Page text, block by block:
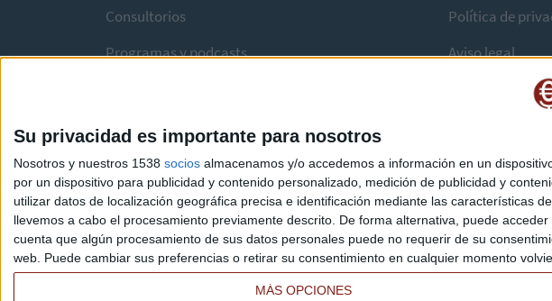
Su privacidad es importante para nosotros
Nosotros y nuestros 1538 socios almacenamos y/o accedemos a información en un
por un dispositivo para publicidad y contenido personalizado, medición de publicidad y
utilizar datos de localización geográfica precisa e identificación mediante las características
llevemos a cabo el procesamiento previamente descrito. De forma alternativa, puede
cuenta que algún procesamiento de sus datos personales puede no requerir de su
web. Puede cambiar sus preferencias o retirar su consentimiento en cualquier momento
MÁS OPCIONES
Consultorios
Programas y podcasts
Política de
Aviso legal